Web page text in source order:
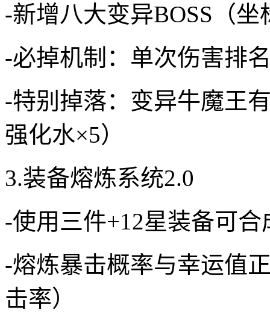
-新增八大变异BOSS（
-必掉机制：单次伤害排
-特别掉落：变异牛魔王
强化水×5）
3.装备熔炼系统2.0
-使用三件+12星装备可
-熔炼暴击概率与幸运值
击率）